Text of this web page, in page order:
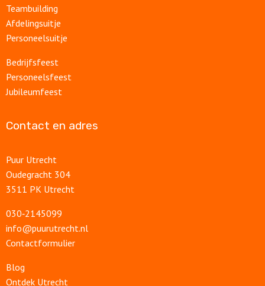
Teambuilding
Afdelingsuitje
Personeelsuitje
Bedrijfsfeest
Personeelsfeest
Jubileumfeest
Contact en adres
Puur Utrecht
Oudegracht 304
3511 PK Utrecht
030‑2145099
info@puurutrecht.nl
Contactformulier
Blog
Ontdek Utrecht